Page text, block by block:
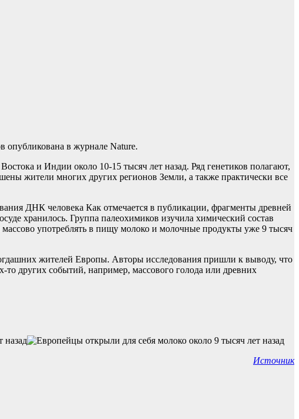
опубликована в журнале Nature.
и Индии около 10-15 тысяч лет назад. Ряд генетиков полагают,
жители многих других регионов Земли, а также практически все
ДНК человека Как отмечается в публикации, фрагменты древней
хранилось. Группа палеохимиков изучила химический состав
употреблять в пищу молоко и молочные продукты уже 9 тысяч
жителей Европы. Авторы исследования пришли к выводу, что
то других событий, например, массового голода или древних
Источник